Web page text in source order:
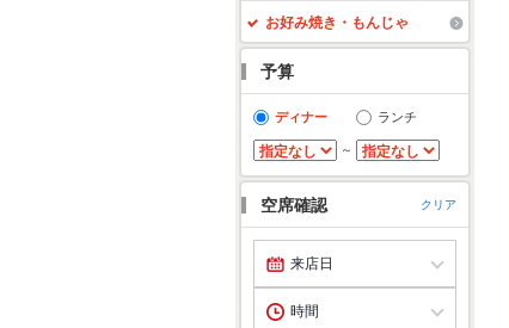
お好み焼き・もんじゃ
予算
ディナー ランチ
～
空席確認 クリア